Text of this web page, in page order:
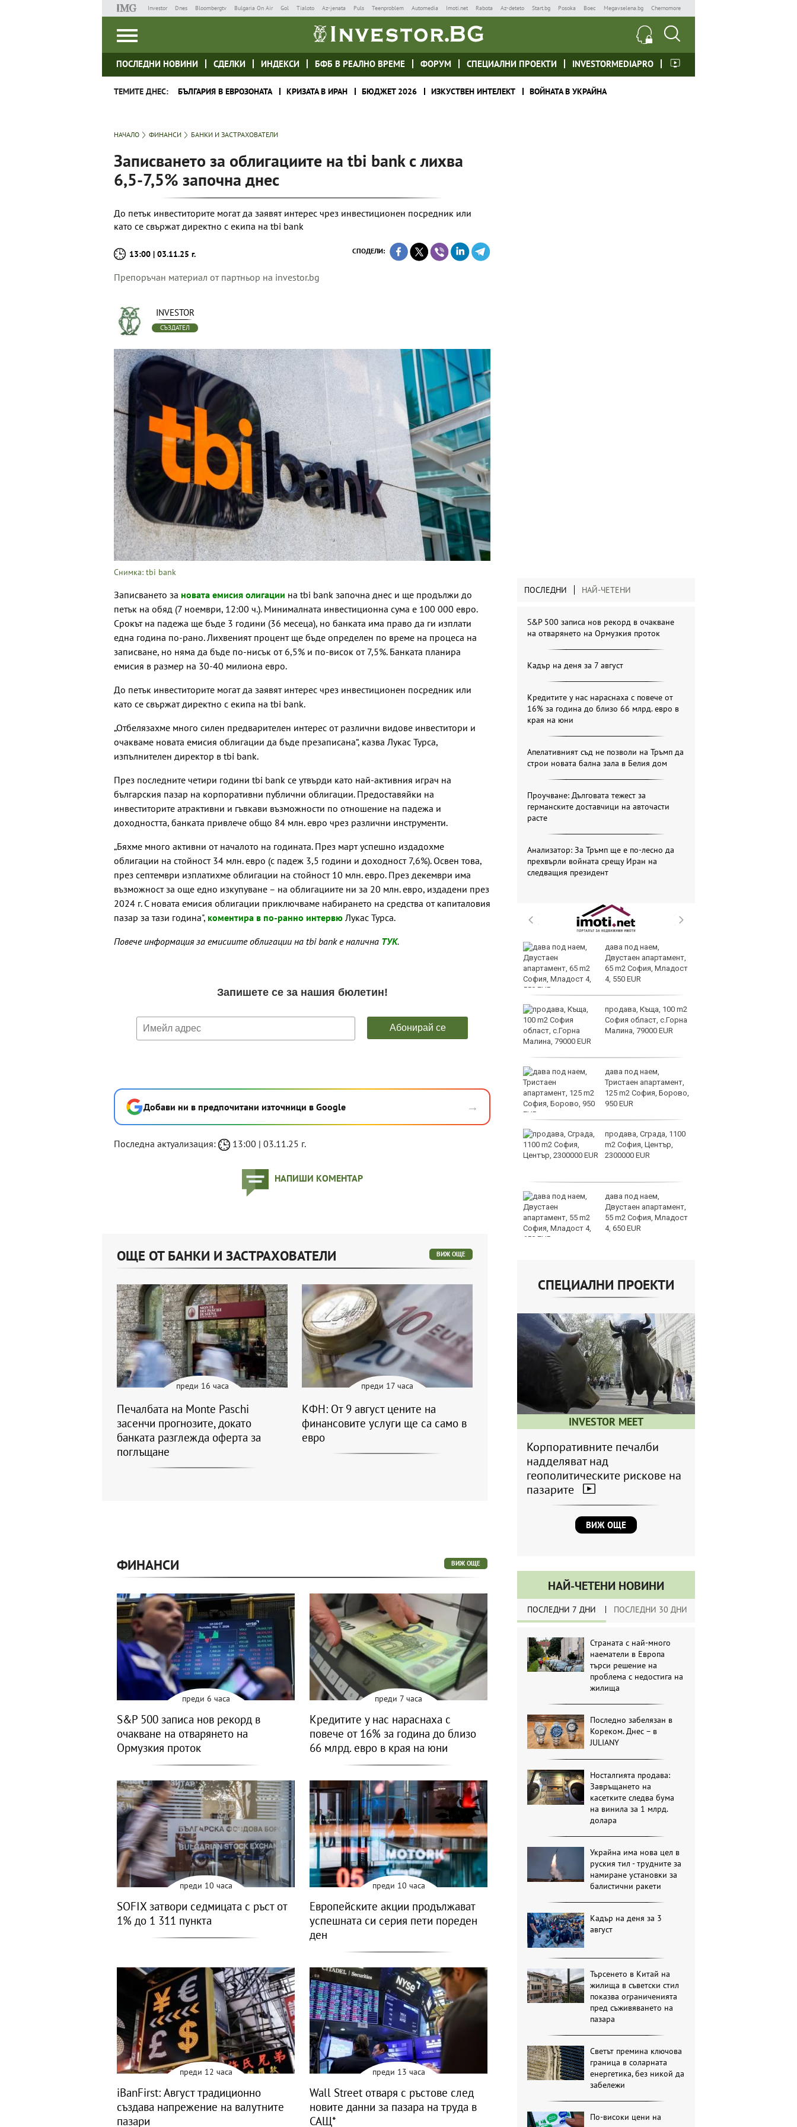
Investor Dnes Bloombergtv Bulgaria On Air Gol Tialoto Az-jenata Puls Teenproblem Automedia Imoti.net Rabota Az-deteto Start.bg Posoka Boec Megavselena.bg Chernomore
ПОСЛЕДНИ НОВИНИ СДЕЛКИ ИНДЕКСИ БФБ В РЕАЛНО ВРЕМЕ ФОРУМ СПЕЦИАЛНИ ПРОЕКТИ INVESTORMEDIAPRO
ТЕМИТЕ ДНЕС: БЪЛГАРИЯ В ЕВРОЗОНАТА КРИЗАТА В ИРАН БЮДЖЕТ 2026 ИЗКУСТВЕН ИНТЕЛЕКТ ВОЙНАТА В УКРАЙНА
НАЧАЛО ФИНАНСИ БАНКИ И ЗАСТРАХОВАТЕЛИ
Записването за облигациите на tbi bank с лихва
6,5-7,5% започна днес
До петък инвеститорите могат да заявят интерес чрез инвестиционен посредник или
като се свържат директно с екипа на tbi bank
13:00 | 03.11.25 г. СПОДЕЛИ:
Препоръчан материал от партньор на investor.bg
INVESTOR
СЪЗДАТЕЛ
Снимка: tbi bank
Записването за новата емисия олигации на tbi bank започна днес и ще продължи до
петък на обяд (7 ноември, 12:00 ч.). Минималната инвестиционна сума е 100 000 евро.
Срокът на падежа ще бъде 3 години (36 месеца), но банката има право да ги изплати
една година по-рано. Лихвеният процент ще бъде определен по време на процеса на
записване, но няма да бъде по-нисък от 6,5% и по-висок от 7,5%. Банката планира
емисия в размер на 30-40 милиона евро.
До петък инвеститорите могат да заявят интерес чрез инвестиционен посредник или
като се свържат директно с екипа на tbi bank.
„Отбелязахме много силен предварителен интерес от различни видове инвеститори и
очакваме новата емисия облигации да бъде презаписана“, казва Лукас Турса,
изпълнителен директор в tbi bank.
През последните четири години tbi bank се утвърди като най-активния играч на
българския пазар на корпоративни публични облигации. Предоставяйки на
инвеститорите атрактивни и гъвкави възможности по отношение на падежа и
доходността, банката привлече общо 84 млн. евро чрез различни инструменти.
„Бяхме много активни от началото на годината. През март успешно издадохме
облигации на стойност 34 млн. евро (с падеж 3,5 години и доходност 7,6%). Освен това,
през септември изплатихме облигации на стойност 10 млн. евро. През декември има
възможност за още едно изкупуване – на облигациите ни за 20 млн. евро, издадени през
2024 г. С новата емисия облигации приключваме набирането на средства от капиталовия
пазар за тази година", коментира в по-ранно интервю Лукас Турса.
Повече информация за емисиите облигации на tbi bank е налична ТУК.
Добави ни в предпочитани източници в Google →
Последна актуализация: 13:00 | 03.11.25 г.
НАПИШИ КОМЕНТАР
ПОСЛЕДНИ НАЙ-ЧЕТЕНИ
S&P 500 записа нов рекорд в очакване
на отварянето на Ормузкия проток
Кадър на деня за 7 август
Кредитите у нас нараснаха с повече от
16% за година до близо 66 млрд. евро в
края на юни
Апелативният съд не позволи на Тръмп да
строи новата бална зала в Белия дом
Проучване: Дълговата тежест за
германските доставчици на авточасти
расте
Анализатор: За Тръмп ще е по-лесно да
прехвърли войната срещу Иран на
следващия президент
проведе тази събота в
Морската градина на
Варна
дава под наем,
Двустаен апартамент,
65 m2 София, Младост
4, 550 EUR
продава, Къща, 100 m2
София област, с.Горна
Малина, 79000 EUR
дава под наем,
Тристаен апартамент,
125 m2 София, Борово,
950 EUR
продава, Сграда, 1100
m2 София, Център,
2300000 EUR
дава под наем,
Двустаен апартамент,
55 m2 София, Младост
4, 650 EUR
СПЕЦИАЛНИ ПРОЕКТИ
INVESTOR MEET
Корпоративните печалби
надделяват над
геополитическите рискове на
пазарите
ВИЖ ОЩЕ
НАЙ-ЧЕТЕНИ НОВИНИ
ПОСЛЕДНИ 7 ДНИ ПОСЛЕДНИ 30 ДНИ
Страната с най-много
наематели в Европа
търси решение на
проблема с недостига на
жилища
Последно забелязан в
Кореком. Днес – в
JULIANY
Носталгията продава:
Завръщането на
касетките следва бума
на винила за 1 млрд.
долара
Украйна има нова цел в
руския тил - трудните за
намиране установки за
балистични ракети
Кадър на деня за 3
август
Търсенето в Китай на
жилища в съветски стил
показва ограниченията
пред съживяването на
пазара
Светът премина ключова
граница в соларната
енергетика, без никой да
забележи
По-високи цени на
ОЩЕ ОТ БАНКИ И ЗАСТРАХОВАТЕЛИ ВИЖ ОЩЕ
преди 16 часа
Печалбата на Monte Paschi
засенчи прогнозите, докато
банката разглежда оферта за
поглъщане
преди 17 часа
КФН: От 9 август цените на
финансовите услуги ще са само в
евро
ФИНАНСИ ВИЖ ОЩЕ
преди 6 часа
S&P 500 записа нов рекорд в
очакване на отварянето на
Ормузкия проток
преди 7 часа
Кредитите у нас нараснаха с
повече от 16% за година до близо
66 млрд. евро в края на юни
преди 10 часа
SOFIX затвори седмицата с ръст от
1% до 1 311 пункта
преди 10 часа
Европейските акции продължават
успешната си серия пети пореден
ден
преди 12 часа
iBanFirst: Август традиционно
създава напрежение на валутните
пазари
преди 13 часа
Wall Street отваря с ръстове след
новите данни за пазара на труда в
САЩ*